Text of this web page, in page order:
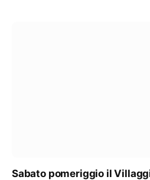
Sabato pomeriggio il